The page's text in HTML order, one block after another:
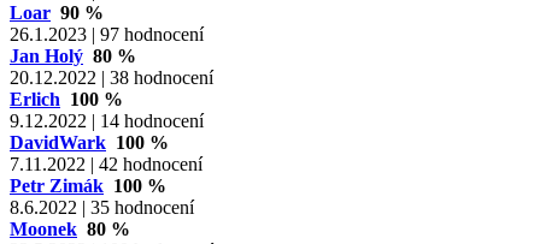
Loar 90 %
26.1.2023 | 97 hodnocení
Jan Holý 80 %
20.12.2022 | 38 hodnocení
Erlich 100 %
9.12.2022 | 14 hodnocení
DavidWark 100 %
7.11.2022 | 42 hodnocení
Petr Zimák 100 %
8.6.2022 | 35 hodnocení
Moonek 80 %